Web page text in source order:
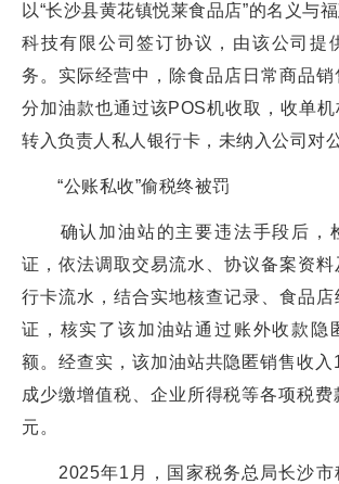
以“长沙县黄花镇悦莱食品店”的名义与
科技有限公司签订协议，由该公司提
务。实际经营中，除食品店日常商品销
分加油款也通过该POS机收取，收单
转入负责人私人银行卡，未纳入公司对
“公账私收”偷税终被罚
确认加油站的主要违法手段后，
证，依法调取交易流水、协议备案资料
行卡流水，结合实地核查记录、食品店
证，核实了该加油站通过账外收款隐
额。经查实，该加油站共隐匿销售收入
成少缴增值税、企业所得税等各项税
元。
2025年1月，国家税务总局长沙市